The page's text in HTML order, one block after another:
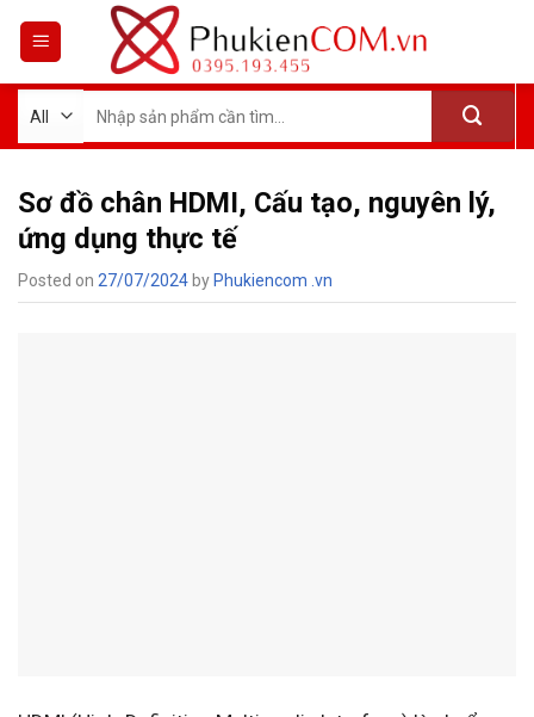
kiếm:
Sơ đồ chân HDMI, Cấu tạo, nguyên lý,
ứng dụng thực tế
Posted on 27/07/2024 by Phukiencom .vn